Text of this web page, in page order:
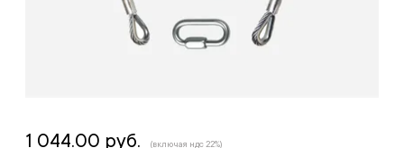
1 044.00 руб. (включая ндс 22%)